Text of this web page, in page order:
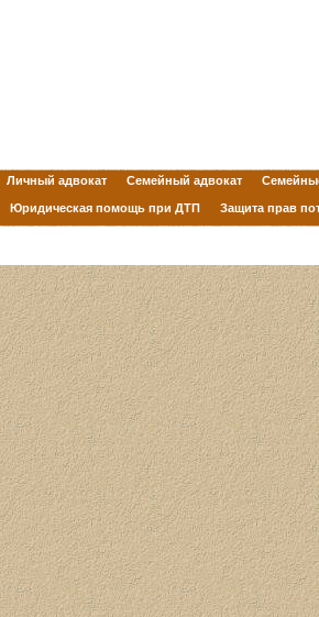
Личный адвокат Семейный адвокат
Юридическая помощь при ДТП Защита прав